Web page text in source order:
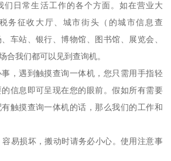
们日常生活工作的各个方面。如在营业大
务征收大厅、城市街头（的城市信息查
车站、银行、博物馆、图书馆、展览会、
合我们都可以见到查询机。
，遇到触摸查询一体机，您只需用手指轻
信息即可呈现在您的眼前。假如所有需要
触摸查询一体机的话，那么我们的工作和
易损坏，搬动时请务必小心。使用注意事